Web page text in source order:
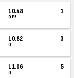
10.48
Q PB
1
10.82
Q
3
11.06
Q
5